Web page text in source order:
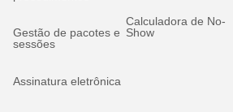
Gestão de pacotes e
sessões
Assinatura eletrônica
Calculadora de No-
Show